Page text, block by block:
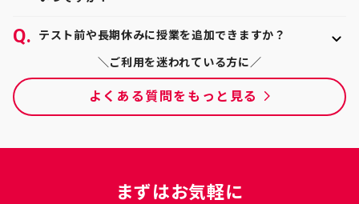
安がある方でも、初回授業の際に詳しくご説明してお
時には適切にリフレッシュやコミュニケーションを挟
むことで集中力を最後までキープできます。オンライ
ンでの学習が初めての方や学校でのオンライン授業で
は集中が続かなかった方でも、楽しみながら集中して
勉強できます。
ただくことができます。昼間や深夜などといった時間
帯も、トライのオンライン個別指導塾なら対応が可能
です。
テスト前や長期休みに授業を追加できますか？
はい、自由に追加できます。担当の教育プランナーと
相談しながら、ご状況に合わせて受講科目や回数を柔
軟に決められます。定期テスト前や入試前、長期休み
中の集中特訓として授業を追加する方も多くいらっし
＼ご利用を迷われている方に／
よくある質問をもっと見る
まずはお気軽に